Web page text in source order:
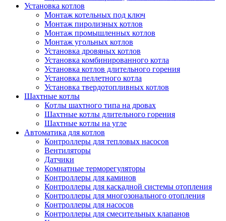
Установка котлов
Монтаж котельных под ключ
Монтаж пиролизных котлов
Монтаж промышленных котлов
Монтаж угольных котлов
Установка дровяных котлов
Установка комбинированного котла
Установка котлов длительного горения
Установка пеллетного котла
Установка твердотопливных котлов
Шахтные котлы
Котлы шахтного типа на дровах
Шахтные котлы длительного горения
Шахтные котлы на угле
Автоматика для котлов
Контроллеры для тепловых насосов
Вентиляторы
Датчики
Комнатные терморегуляторы
Контроллеры для каминов
Контроллеры для каскадной системы отопления
Контроллеры для многозонального отопления
Контроллеры для насосов
Контроллеры для смесительных клапанов